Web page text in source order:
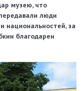
музею, что
люди
национальностей, за
благодарен